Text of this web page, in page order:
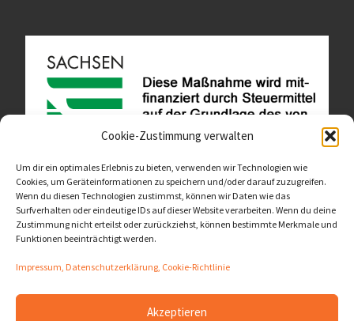
Cookie-Zustimmung verwalten
Um dir ein optimales Erlebnis zu bieten, verwenden wir Technologien wie
Cookies, um Geräteinformationen zu speichern und/oder darauf zuzugreifen.
Wenn du diesen Technologien zustimmst, können wir Daten wie das
Surfverhalten oder eindeutige IDs auf dieser Website verarbeiten. Wenn du deine
Zustimmung nicht erteilst oder zurückziehst, können bestimmte Merkmale und
Funktionen beeinträchtigt werden.
Impressum, Datenschutzerklärung, Cookie-Richtlinie
Akzeptieren
Diese Website ist als Teil des Projektes "Wachsen lassen
- Raum geben" entstanden.>>>